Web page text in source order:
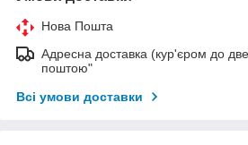
Нова Пошта
Адресна доставка (кур'єром до
поштою"
Всі умови доставки